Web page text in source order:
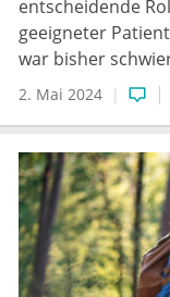
entscheidende
geeigneter
war bisher
2. Mai 2024